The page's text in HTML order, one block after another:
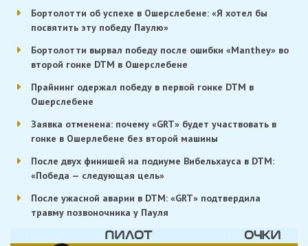
Бортолотти об успехе в Ошерслебене: «Я хотел бы
посвятить эту победу Паулю»
Бортолотти вырвал победу после ошибки «Manthey» во
второй гонке DTM в Ошерслебене
Прайнинг одержал победу в первой гонке DTM в
Ошерслебене
Заявка отменена: почему «GRT» будет участвовать в
гонке в Ошерлебене без второй машины
После двух финишей на подиуме Вибельхауса в DTM:
«Победа — следующая цель»
После ужасной аварии в DTM: «GRT» подтвердила
травму позвоночника у Пауля
ПИЛОТ ОЧКИ